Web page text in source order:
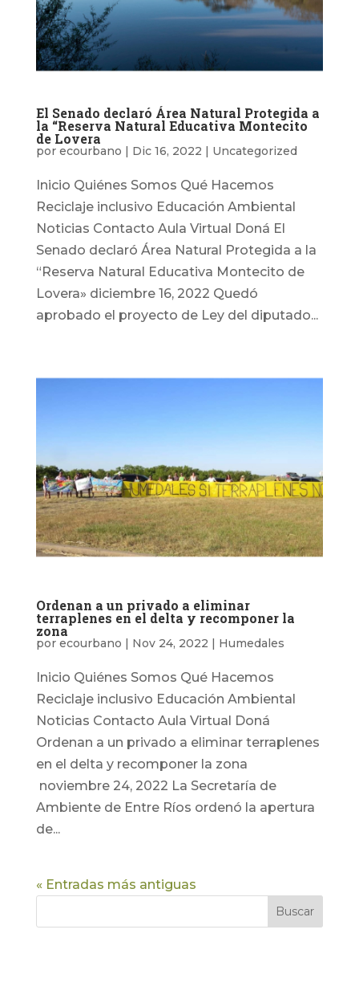
El Senado declaró Área Natural Protegida a
la “Reserva Natural Educativa Montecito
de Lovera
por ecourbano | Dic 16, 2022 | Uncategorized
Inicio Quiénes Somos Qué Hacemos
Reciclaje inclusivo Educación Ambiental
Noticias Contacto Aula Virtual Doná El
Senado declaró Área Natural Protegida a la
“Reserva Natural Educativa Montecito de
Lovera» diciembre 16, 2022 Quedó
aprobado el proyecto de Ley del diputado...
Ordenan a un privado a eliminar
terraplenes en el delta y recomponer la
zona
por ecourbano Nov 24, 2022 Humedales
Inicio Quiénes Somos Qué Hacemos
Reciclaje inclusivo Educación Ambiental
Noticias Contacto Aula Virtual Doná
Ordenan a un privado a eliminar terraplenes
en el delta y recomponer la zona
noviembre 24, 2022 La Secretaría de
Ambiente de Entre Ríos ordenó la apertura
de...
« Entradas más antiguas
Buscar